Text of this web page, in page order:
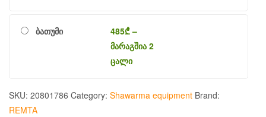
ბათუმი 485₾–
მარაგშია 2
ცალი
SKU: 20801786 Category: Shawarma equipment Brand:
REMTA